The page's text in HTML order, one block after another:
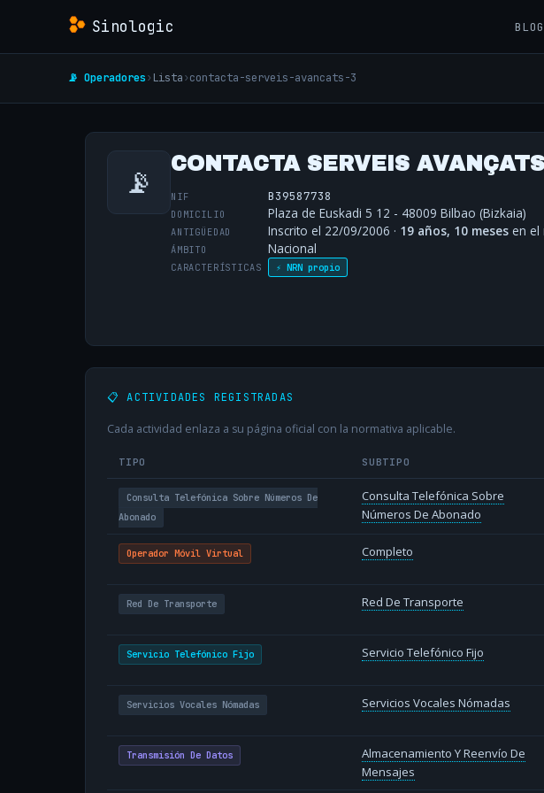
Sinologic BLOG
📡 Operadores› Lista›contacta-serveis-avancats-3
📡 CONTACTA SERVEIS
NIF B39587738
DOMICILIO Plaza de Euskadi 5 12 - 48009 Bilbao (Bizkaia)
ANTIGÜEDAD Inscrito el 22/09/2006 · 19 años, 10 meses en el
ÁMBITO Nacional
CARACTERÍSTICAS ⚡ NRN propio
📋 ACTIVIDADES REGISTRADAS
Cada actividad enlaza a su página oficial con la normativa aplicable.
TIPO SUBTIPO
Consulta Telefónica Sobre Números De
Abonado
Consulta Telefónica Sobre
Números De Abonado
Operador Móvil Virtual Completo
Red De Transporte Red De Transporte
Servicio Telefónico Fijo Servicio Telefónico Fijo
Servicios Vocales Nómadas Servicios Vocales Nómadas
Transmisión De Datos
Almacenamiento Y Reenvío De
Mensajes